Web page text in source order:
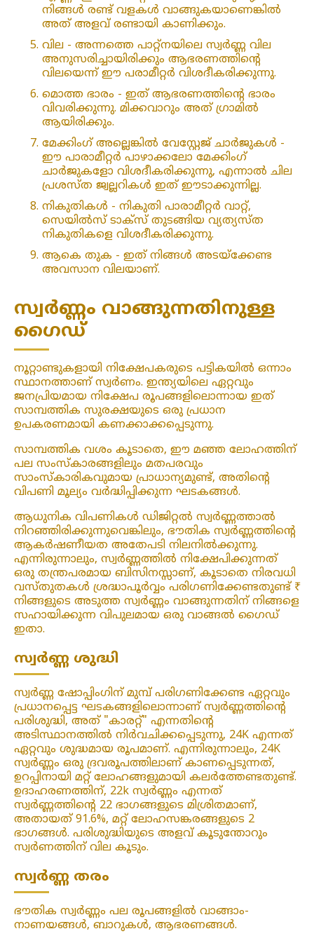
നിങ്ങൾ രണ്ട് വളകൾ വാങ്ങുകയാണെങ്കിൽ
അത് അളവ് രണ്ടായി കാണിക്കും.
വില - അന്നത്തെ പാറ്റ്‌നയിലെ സ്വർണ്ണ വില
അനുസരിച്ചായിരിക്കും ആഭരണത്തിന്റെ
വിലയെന്ന് ഈ പരാമീറ്റർ വിശദീകരിക്കുന്നു.
മൊത്ത ഭാരം - ഇത് ആഭരണത്തിന്റെ ഭാരം
വിവരിക്കുന്നു. മിക്കവാറും അത് ഗ്രാമിൽ
ആയിരിക്കും.
മേക്കിംഗ് അല്ലെങ്കിൽ വേസ്റ്റേജ് ചാർജുകൾ -
ഈ പാരാമീറ്റർ പാഴാക്കലോ മേക്കിംഗ്
ചാർജുകളോ വിശദീകരിക്കുന്നു, എന്നാൽ ചില
പ്രശസ്ത ജ്വല്ലറികൾ ഇത് ഈടാക്കുന്നില്ല.
നികുതികൾ - നികുതി പാരാമീറ്റർ വാറ്റ്,
സെയിൽസ് ടാക്സ് തുടങ്ങിയ വ്യത്യസ്ത
നികുതികളെ വിശദീകരിക്കുന്നു.
ആകെ തുക - ഇത് നിങ്ങൾ അടയ്‌ക്കേണ്ട
അവസാന വിലയാണ്.
സ്വർണ്ണം വാങ്ങുന്നതിനുള്ള
ഗൈഡ്
നൂറ്റാണ്ടുകളായി നിക്ഷേപകരുടെ പട്ടികയിൽ ഒന്നാം
സ്ഥാനത്താണ് സ്വർണം. ഇന്ത്യയിലെ ഏറ്റവും
ജനപ്രിയമായ നിക്ഷേപ രൂപങ്ങളിലൊന്നായ ഇത്
സാമ്പത്തിക സുരക്ഷയുടെ ഒരു പ്രധാന
ഉപകരണമായി കണക്കാക്കപ്പെടുന്നു.
സാമ്പത്തിക വശം കൂടാതെ, ഈ മഞ്ഞ ലോഹത്തിന്
പല സംസ്കാരങ്ങളിലും മതപരവും
സാംസ്കാരികവുമായ പ്രാധാന്യമുണ്ട്, അതിന്റെ
വിപണി മൂല്യം വർദ്ധിപ്പിക്കുന്ന ഘടകങ്ങൾ.
ആധുനിക വിപണികൾ ഡിജിറ്റൽ സ്വർണ്ണത്താൽ
നിറഞ്ഞിരിക്കുന്നുവെങ്കിലും, ഭൗതിക സ്വർണ്ണത്തിന്റെ
ആകർഷണീയത അതേപടി നിലനിൽക്കുന്നു.
എന്നിരുന്നാലും, സ്വർണ്ണത്തിൽ നിക്ഷേപിക്കുന്നത്
ഒരു തന്ത്രപരമായ ബിസിനസ്സാണ്, കൂടാതെ നിരവധി
വസ്തുതകൾ ശ്രദ്ധാപൂർവ്വം പരിഗണിക്കേണ്ടതുണ്ട് ₹
നിങ്ങളുടെ അടുത്ത സ്വർണ്ണം വാങ്ങുന്നതിന് നിങ്ങളെ
സഹായിക്കുന്ന വിപുലമായ ഒരു വാങ്ങൽ ഗൈഡ്
ഇതാ.
സ്വർണ്ണ ശുദ്ധി
സ്വർണ്ണ ഷോപ്പിംഗിന് മുമ്പ് പരിഗണിക്കേണ്ട ഏറ്റവും
പ്രധാനപ്പെട്ട ഘടകങ്ങളിലൊന്നാണ് സ്വർണ്ണത്തിന്റെ
പരിശുദ്ധി, അത് "കാരറ്റ്" എന്നതിന്റെ
അടിസ്ഥാനത്തിൽ നിർവചിക്കപ്പെടുന്നു, 24K എന്നത്
ഏറ്റവും ശുദ്ധമായ രൂപമാണ്. എന്നിരുന്നാലും, 24K
സ്വർണ്ണം ഒരു ദ്രവരൂപത്തിലാണ് കാണപ്പെടുന്നത്,
ഉറപ്പിനായി മറ്റ് ലോഹങ്ങളുമായി കലർത്തേണ്ടതുണ്ട്.
ഉദാഹരണത്തിന്, 22k സ്വർണ്ണം എന്നത്
സ്വർണ്ണത്തിന്റെ 22 ഭാഗങ്ങളുടെ മിശ്രിതമാണ്,
അതായത് 91.6%, മറ്റ് ലോഹസങ്കരങ്ങളുടെ 2
ഭാഗങ്ങൾ. പരിശുദ്ധിയുടെ അളവ് കൂടുന്തോറും
സ്വർണത്തിന് വില കൂടും.
സ്വർണ്ണ തരം
ഭൗതിക സ്വർണ്ണം പല രൂപങ്ങളിൽ വാങ്ങാം-
നാണയങ്ങൾ, ബാറുകൾ, ആഭരണങ്ങൾ.